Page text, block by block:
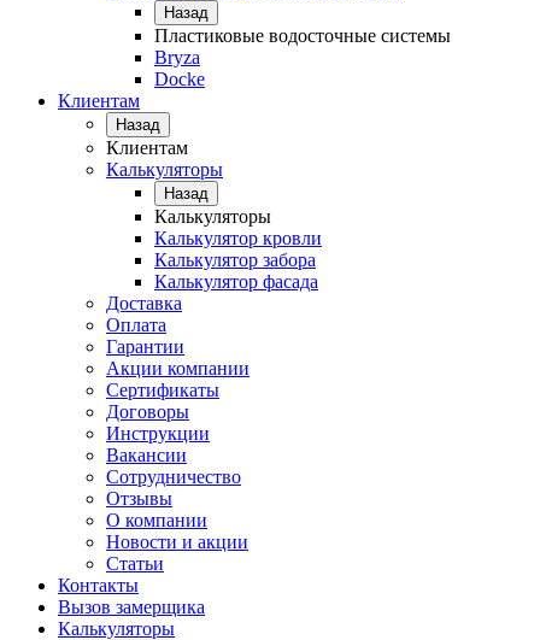
Назад
Пластиковые водосточные системы
Bryza
Docke
Клиентам
Назад
Клиентам
Калькуляторы
Назад
Калькуляторы
Калькулятор кровли
Калькулятор забора
Калькулятор фасада
Доставка
Оплата
Гарантии
Акции компании
Сертификаты
Договоры
Инструкции
Вакансии
Сотрудничество
Отзывы
О компании
Новости и акции
Статьи
Контакты
Вызов замерщика
Калькуляторы